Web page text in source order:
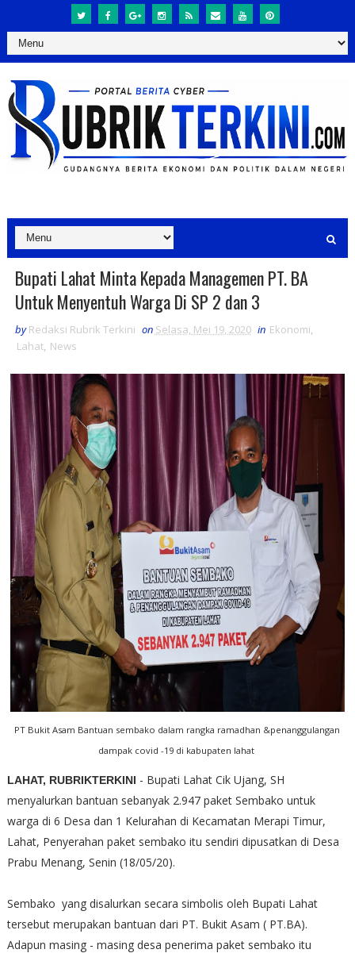
Bupati Lahat Minta Kepada Managemen PT. BA
Untuk Menyentuh Warga Di SP 2 dan 3
by Redaksi Rubrik Terkini on Selasa, Mei 19, 2020 in Ekonomi,
Lahat, News
PT Bukit Asam Bantuan sembako dalam rangka ramadhan &penanggulangan
dampak covid -19 di kabupaten lahat
LAHAT, RUBRIKTERKINI - Bupati Lahat Cik Ujang, SH
menyalurkan bantuan sebanyak 2.947 paket Sembako untuk
warga di 6 Desa dan 1 Kelurahan di Kecamatan Merapi Timur,
Lahat, Penyerahan paket sembako itu sendiri dipusatkan di Desa
Prabu Menang, Senin (18/05/20).
Sembako yang disalurkan secara simbolis oleh Bupati Lahat
tersebut merupakan bantuan dari PT. Bukit Asam ( PT.BA).
Adapun masing - masing desa penerima paket sembako itu